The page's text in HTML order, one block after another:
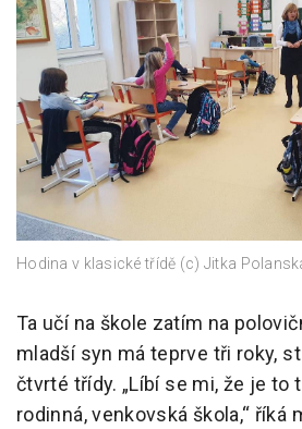
Hodina v klasické třídě (c) Jitka
Ta učí na škole zatím na
mladší syn má teprve tři roky,
čtvrté třídy. „Líbí se mi, že je to
rodinná, venkovská škola,“ říká